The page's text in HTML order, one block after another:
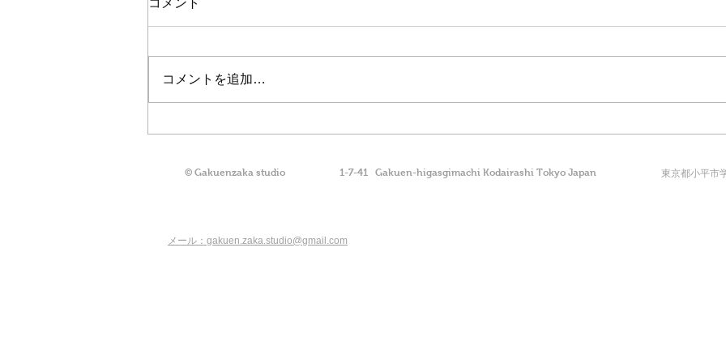
２〜
その１〜
コメント
コメントを追加…
© Gakuenzaka studio 東京都小平市
1-7-41 Gakuen-higasgimachi Kodairashi Tokyo Japan
メール：gakuen.zaka.studio@gmail.com